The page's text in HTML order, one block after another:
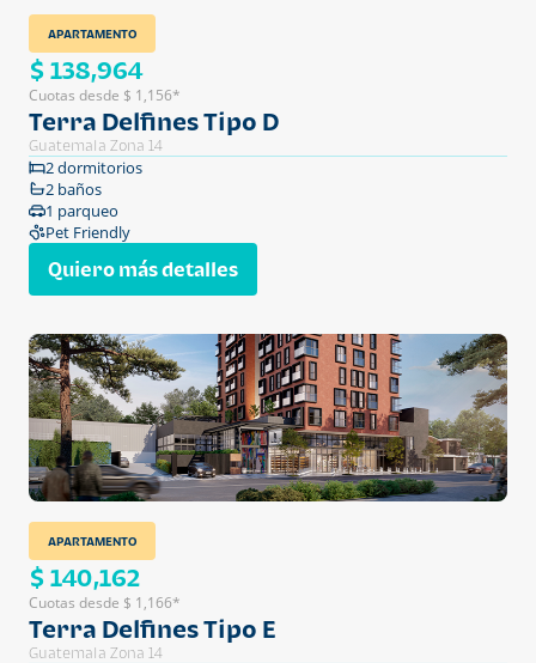
APARTAMENTO
$ 138,964
Cuotas desde $ 1,156*
Terra Delfines Tipo D
Guatemala Zona 14
2 dormitorios
2 baños
1 parqueo
Pet Friendly
Quiero más detalles
APARTAMENTO
$ 140,162
Cuotas desde $ 1,166*
Terra Delfines Tipo E
Guatemala Zona 14